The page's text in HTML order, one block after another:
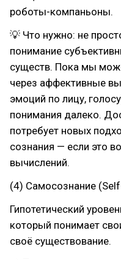
роботы-компаньоны.
💡 Что нужно: не
понимание
существ. Пока мы
через аффективные
эмоций по лицу,
понимания далеко.
потребует новых
сознания — если это
вычислений.
(4) Самосознание
Гипотетический
который понимает
своё существование.